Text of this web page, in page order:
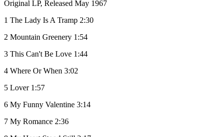
Original LP, Released May 1967
1 The Lady Is A Tramp 2:30
2 Mountain Greenery 1:54
3 This Can't Be Love 1:44
4 Where Or When 3:02
5 Lover 1:57
6 My Funny Valentine 3:14
7 My Romance 2:36